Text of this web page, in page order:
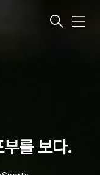
메
를 보다.